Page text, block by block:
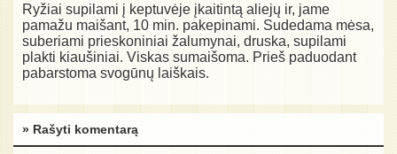
Ryžiai supilami į keptuvėje įkaitintą aliejų ir, jame
pamažu maišant, 10 min. pakepinami. Sudedama mėsa,
suberiami prieskoniniai žalumynai, druska, supilami
plakti kiaušiniai. Viskas sumaišoma. Prieš paduodant
pabarstoma svogūnų laiškais.
» Rašyti komentarą